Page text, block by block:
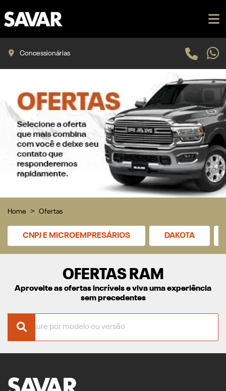
Concessionárias
Home Ofertas
CNPJ E MICROEMPRESÁRIOS DAKOTA
OFERTAS RAM
Aproveite as ofertas incríveis e viva uma experiência
sem precedentes